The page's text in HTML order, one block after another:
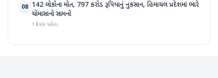
08 142 લોકોના મોત, 797 કરોડ રૂપિયાનું નુકસાન, હિમાચલ પ્રદેશમાં ભારે
ચોમાસાનો સામનો
1 દિવસ પહેલા